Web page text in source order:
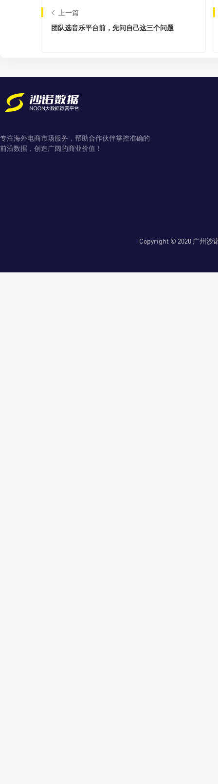
上一篇
团队选音乐平台前，先问自己这三个问题
专注海外电商市场服务，帮助合作伙伴掌控准确的
前沿数据，创造广阔的商业价值！
Copyright © 2020 广州沙